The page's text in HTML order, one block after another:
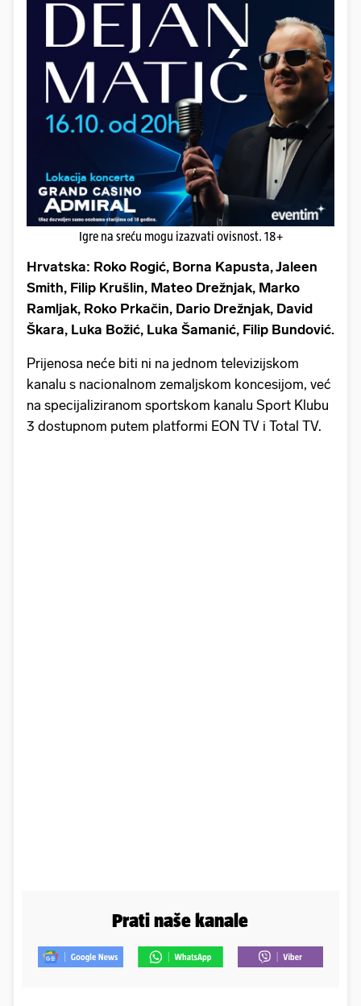
Igre na sreću mogu izazvati ovisnost. 18+
Hrvatska: Roko Rogić, Borna Kapusta, Jaleen
Smith, Filip Krušlin, Mateo Drežnjak, Marko
Ramljak, Roko Prkačin, Dario Drežnjak, David
Škara, Luka Božić, Luka Šamanić, Filip Bundović.
Prijenosa neće biti ni na jednom televizijskom
kanalu s nacionalnom zemaljskom koncesijom, već
na specijaliziranom sportskom kanalu Sport Klubu
3 dostupnom putem platformi EON TV i Total TV.
Prati naše kanale